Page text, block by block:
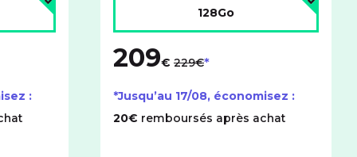
:
128Go
209€ 229€
*Jusqu’au 17/08, économisez :
20€ remboursés après achat